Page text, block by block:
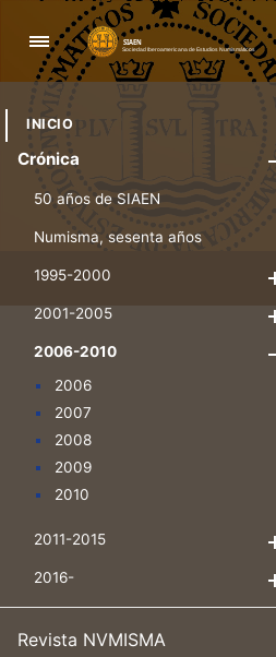
Navegación
INICIO
Crónica
50 años de SIAEN
Numisma, sesenta años
1995-2000
2001-2005
2006-2010
2006
2007
2008
2009
2010
2011-2015
2016-
Revista NVMISMA